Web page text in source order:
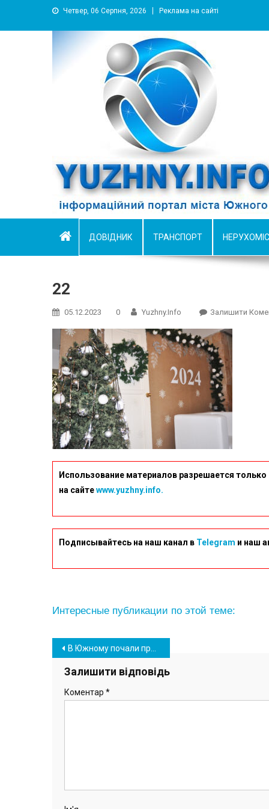
Четвер, 06 Серпня, 2026 Реклама на сайті
YUZHNY.INFO
информационный портал города Южный
ДОВІДНИК ТРАНСПОРТ
22
05.12.2023 0 Yuzhny.info Залишити
Использование материалов разрешается
на сайтеwww.yuzhny.info.
Подписывайтесь на наш канал в Telegram и наш
Интересные публикации по этой теме:
Навігація
записів
В Южному почали прикрашати ялинку біля ПК та створили фотозону до Дня Святого Миколая (фото)
Залишити відповідь
Коментар *